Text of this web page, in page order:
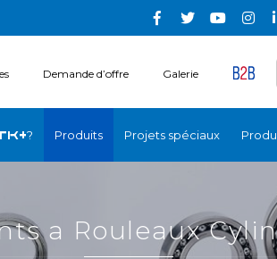
Demande d’offre Galerie
? Produits Projets spéciaux
a Rouleaux